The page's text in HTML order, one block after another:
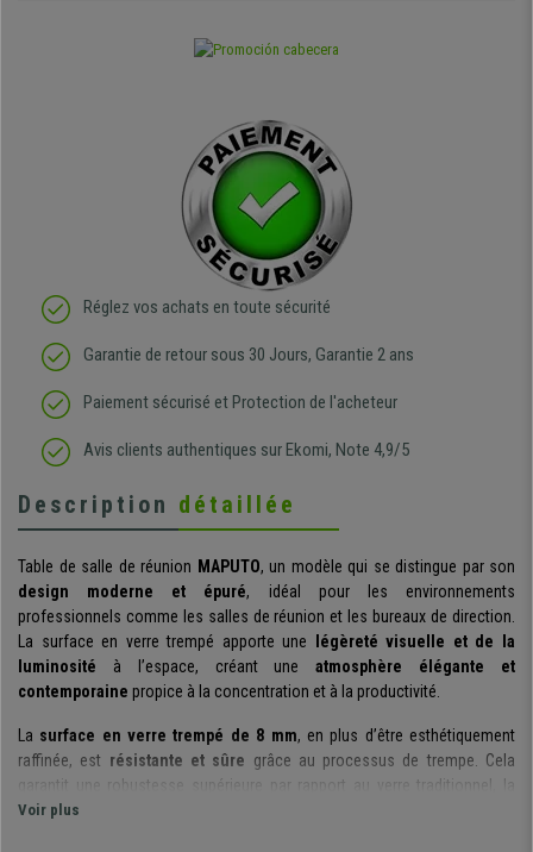
Réglez vos achats en toute sécurité
Garantie de retour sous 30 Jours, Garantie 2 ans
Paiement sécurisé et Protection de l'acheteur
Avis clients authentiques sur Ekomi, Note 4,9/5
Description détaillée
Table de salle de réunion MAPUTO, un modèle qui se distingue par son
design moderne et épuré, idéal pour les environnements
professionnels comme les salles de réunion et les bureaux de direction.
La surface en verre trempé apporte une
légèreté visuelle et de la
luminosité à l’espace, créant uneatmosphère élégante et
contemporaine propice à la concentration et à la productivité.
La surface en verre trempé de 8 mm, en plus d’être esthétiquement
raffinée, est résistante et sûre grâce au processus de trempe. Cela
garantit une robustesse supérieure par rapport au verre traditionnel, la
rendant adaptée à un usage quotidien dans des environnements de travail
Voir plus